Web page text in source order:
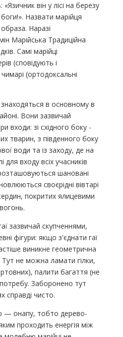
він у лісі на березу
Назвати марійця
Наразі
Марійська Традиційна
Самі марійці
(сповідують і
(ортодоксальні
знаходяться в основному в
Вони зазвичай
входи: зі східного боку -
тварин, з південного боку
води та із заходу, де на
для входу всіх учасників
шановані
своєрідні вівтарі
покритих ялицевими
зазвичай скупченнями,
фігури: якщо з'єднати гаї
виникне геометрична
не можна ламати гілки,
палити багаття (не
Заборонено тут
справді чисто.
— онапу, тобто дерево-
проходить енергія між